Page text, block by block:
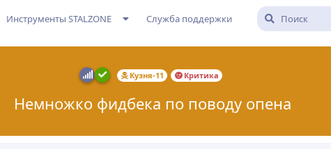
Инструменты STALZONE Служба поддержки
Кузня-11 Критика
Немножко фидбека по поводу опена